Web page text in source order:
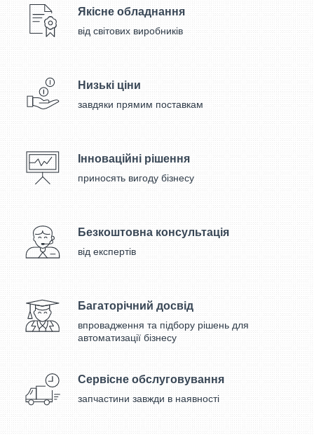
Якісне обладнання
від світових виробників
Низькі ціни
завдяки прямим поставкам
Інноваційні рішення
приносять вигоду бізнесу
Безкоштовна консультація
від експертів
Багаторічний досвід
впровадження та підбору рішень для
автоматизації бізнесу
Сервісне обслуговування
запчастини завжди в наявності